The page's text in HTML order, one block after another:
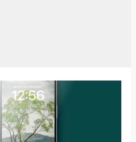
Itu Dan Bagaimana Cara Menggunakannya
Cara Terbaik Untuk Menjaga Hubungan
Mengecek Windows Ori